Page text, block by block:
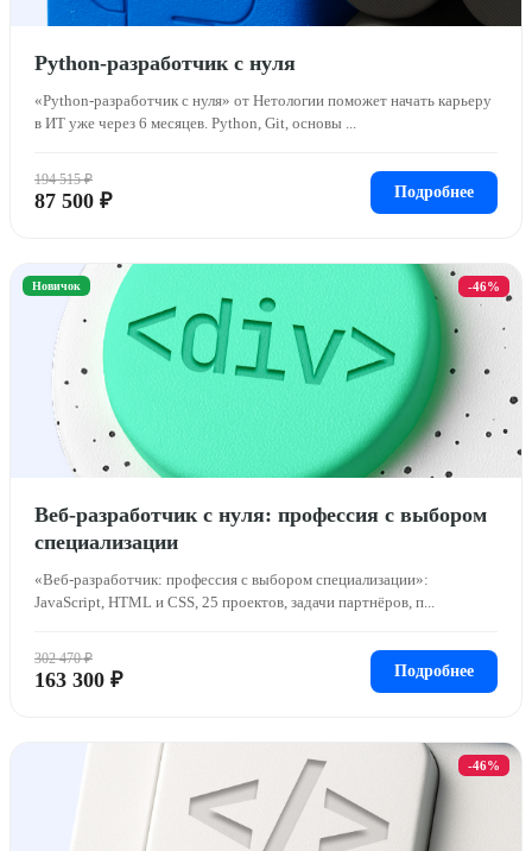
Python-разработчик с нуля
«Python-разработчик с нуля» от Нетологии поможет начать карьеру
в ИТ уже через 6 месяцев. Python, Git, основы ...
194 515 ₽
87 500 ₽ Подробнее
-46%
Новичок
Веб-разработчик с нуля: профессия с выбором
специализации
«Веб-разработчик: профессия с выбором специализации»:
JavaScript, HTML и CSS, 25 проектов, задачи партнёров, п...
302 470 ₽
163 300 ₽ Подробнее
-46%